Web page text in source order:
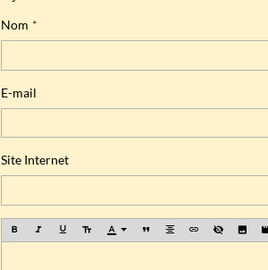
Nom
E-mail
Site Internet